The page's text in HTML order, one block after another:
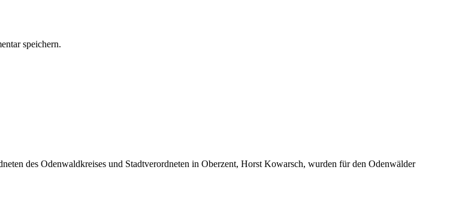
speichern.
des Odenwaldkreises und Stadtverordneten in Oberzent, Horst Kowarsch, wurden für den Odenwälder